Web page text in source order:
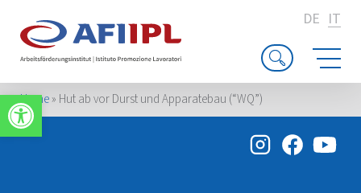
Apri la barra degli strumenti
DE IT
Home» Hut ab vor Durst und Apparatebau (“WQ”)